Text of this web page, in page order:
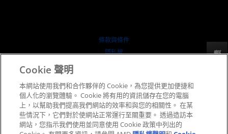
條款與條件
隱私權
公平公開競爭
英國稅務策略
Cookie 政策
Cookie 設定
反馈
Cookie 聲明
本網站使用我們和合作夥伴的 Cookie，為您提供更加便捷和
個人化的瀏覽體驗。 Cookie 將有用的資訊儲存在您的電腦
上，以幫助我們提高我們網站的效率和與您的相關性。 在某
些情況下，它們對於使網站正常運行至關重要。 透過造訪本
網站，您指示我們使用並同意使用 Cookie 政策中列出的